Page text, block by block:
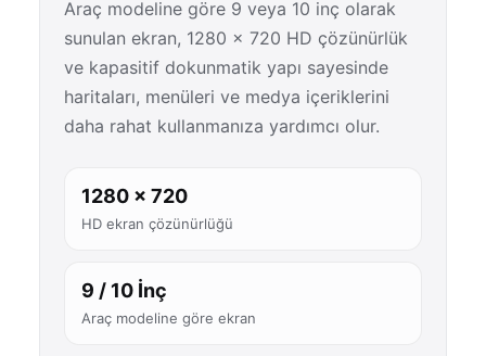
Araç modeline göre 9 veya 10 inç olarak
sunulan ekran, 1280 × 720 HD çözünürlük
ve kapasitif dokunmatik yapı sayesinde
haritaları, menüleri ve medya içeriklerini
daha rahat kullanmanıza yardımcı olur.
1280 × 720
HD ekran çözünürlüğü
9 / 10 İnç
Araç modeline göre ekran